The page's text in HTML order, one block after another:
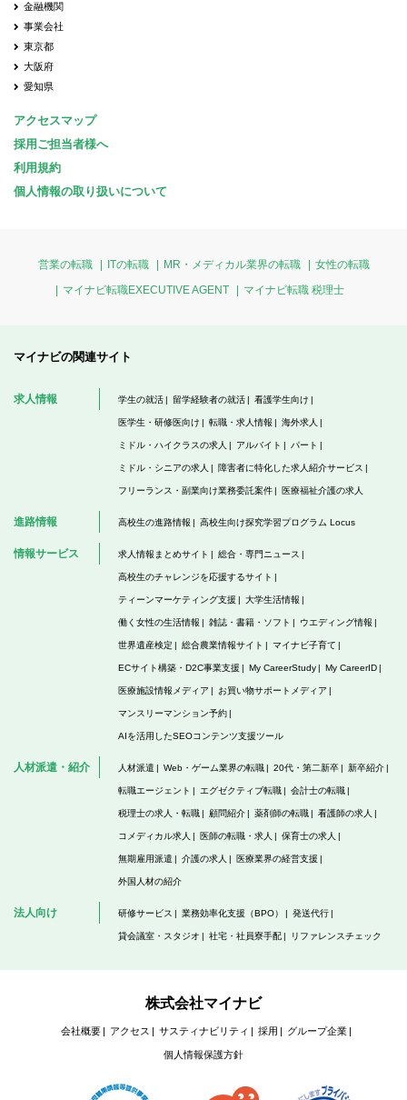
金融機関
事業会社
東京都
大阪府
愛知県
アクセスマップ
採用ご担当者様へ
利用規約
個人情報の取り扱いについて
営業の転職 ITの転職 MR・メディカル業界の転職
女性の転職
マイナビ転職EXECUTIVE AGENT
マイナビ転職 税理士
マイナビの関連サイト
求人情報 学生の就活 留学経験者の就活 看護学生向け
医学生・研修医向け 転職・求人情報 海外求人
ミドル・ハイクラスの求人 アルバイト パート
ミドル・シニアの求人 障害者に特化した求人紹介サービス
フリーランス・副業向け業務委託案件 医療福祉介護の求人
進路情報 高校生の進路情報 高校生向け探究学習プログラム Locus
情報サービス 求人情報まとめサイト 総合・専門ニュース
高校生のチャレンジを応援するサイト
ティーンマーケティング支援 大学生活情報
働く女性の生活情報 雑誌・書籍・ソフト ウエディング情報
世界遺産検定 総合農業情報サイト マイナビ子育て
ECサイト構築・D2C事業支援 My CareerStudy My CareerID
医療施設情報メディア お買い物サポートメディア
マンスリーマンション予約
AIを活用したSEOコンテンツ支援ツール
人材派遣・紹介 人材派遣 Web・ゲーム業界の転職 20代・第二新卒 新卒紹介
転職エージェント エグゼクティブ転職 会計士の転職
税理士の求人・転職 顧問紹介 薬剤師の転職 看護師の求人
コメディカル求人 医師の転職・求人 保育士の求人
無期雇用派遣 介護の求人 医療業界の経営支援
外国人材の紹介
法人向け 研修サービス 業務効率化支援（BPO） 発送代行
貸会議室・スタジオ 社宅・社員寮手配 リファレンスチェック
株式会社マイナビ
会社概要 アクセス サスティナビリティ 採用 グループ企業
個人情報保護方針